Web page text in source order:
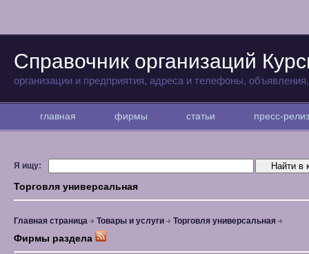
Справочник организаций
организации и предприятия, адреса и телефоны,
главная фирмы статьи пресс-
Я ищу:
Торговля универсальная
Главная страница Товары и услуги Торговля универсальная
Фирмы раздела